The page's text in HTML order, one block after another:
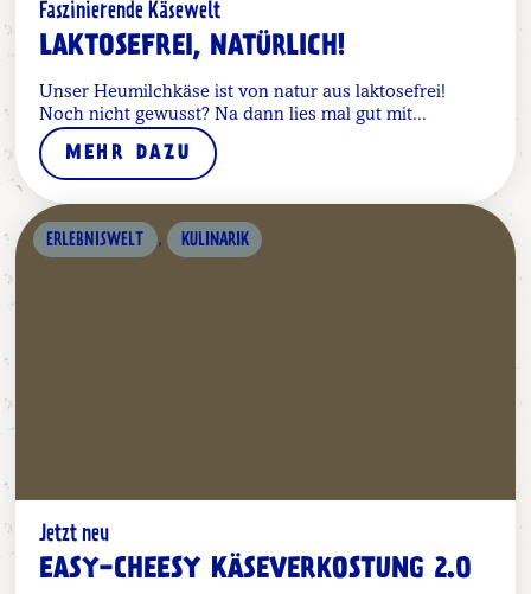
Faszinierende Käsewelt
LAKTOSEFREI, NATÜRLICH!
Unser Heumilchkäse ist von natur aus laktosefrei!
Noch nicht gewusst? Na dann lies mal gut mit...
MEHR DAZU
ERLEBNISWELT , KULINARIK
Jetzt neu
EASY-CHEESY KÄSEVERKOSTUNG 2.0